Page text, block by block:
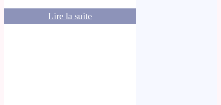
Lire la suite